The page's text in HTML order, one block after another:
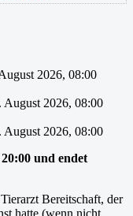
2026, 08:00
August 2026, 08:00
August 2026, 08:00
und endet
Bereitschaft, der
hatte (wenn nicht